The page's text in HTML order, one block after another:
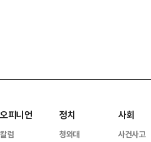
오피니언
칼럼
정치
청와대
사회
사건사고